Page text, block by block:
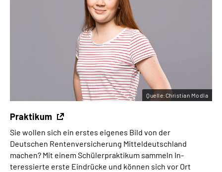
Praktikum
Sie wollen sich ein erstes eigenes Bild von der
Deutschen Rentenversicherung Mitteldeutschland
machen? Mit einem Schüler­praktikum sammeln In­
teressierte erste Eindrücke und können sich vor Ort
Quelle:Christian Modla